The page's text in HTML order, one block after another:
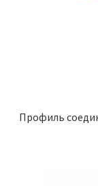
Профиль